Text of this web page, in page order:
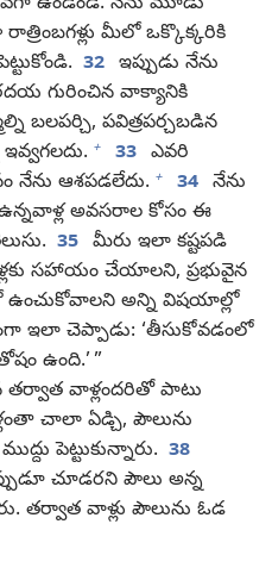
మీలో ఒక్కొక్కరికి
32 ఇప్పుడు నేను
గురించిన వాక్యానికి
బలపర్చి, పవిత్రపర్చబడిన
+ 33 ఎవరి
నేను ఆశపడలేదు. + 34 నేను
అవసరాల కోసం ఈ
35 మీరు ఇలా కష్టపడి
సహాయం చేయాలని, ప్రభువైన
అన్ని విషయాల్లో
ఇలా చెప్పాడు: ‘తీసుకోవడంలో
ఉంది.’ ”
వాళ్లందరితో పాటు
చాలా ఏడ్చి, పౌలును
ముద్దు పెట్టుకున్నారు. 38
చూడరని పౌలు అన్న
తర్వాత వాళ్లు పౌలును ఓడ